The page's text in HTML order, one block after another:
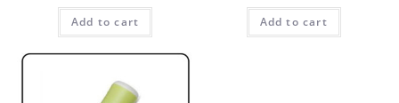
Add to cart Add to cart